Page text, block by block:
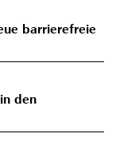
barrierefreie
den